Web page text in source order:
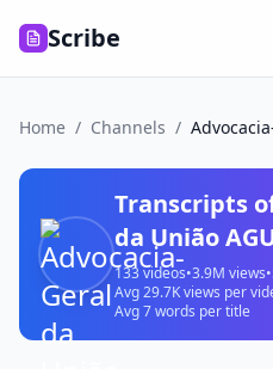
Scribe
Home / Channels /
Transcripts
da União
133videos•3.9M views•
Avg29.7Kviews per
Avg7words per title